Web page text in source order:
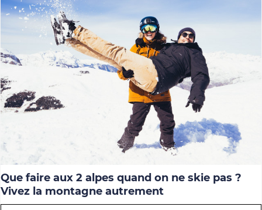
Que faire aux 2 alpes quand on ne skie pas ?
Vivez la montagne autrement